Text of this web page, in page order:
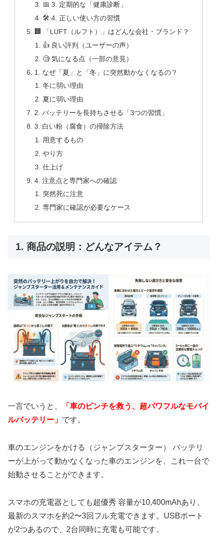
📅 3. 定期的な「健康診断」
🛠️ 4. 正しい使い方の習慣
🏢 「LUFT（ルフト）」はどんな会社・ブランド？
👍 良い評判（ユーザーの声）
🧐 気になる点（一部の意見）
1. なぜ「夏」と「冬」に突然動かなくなるの？
冬に弱い理由
夏に弱い理由
2. バッテリーを長持ちさせる「3つの習慣」
3. 白い粉（腐食）の掃除方法
用意するもの
やり方
仕上げ
4. 注意点と専門家への確認
突然死に注意
専門家に確認が必要なケース
1. 商品の説明：どんなアイテム？
一言でいうと、
「車のピンチを救う、超パワフルなモバイ
ルバッテリー」 です。
車のエンジンをかける（ジャンプスターター） バッテリ
ーが上がって動かなくなった車のエンジンを、これ一台で
始動させることができます。
スマホの充電器としても超優秀 容量が10,400mAhあり、
最新のスマホを約2〜3回フル充電できます。USBポート
が2つあるので、2台同時に充電も可能です。